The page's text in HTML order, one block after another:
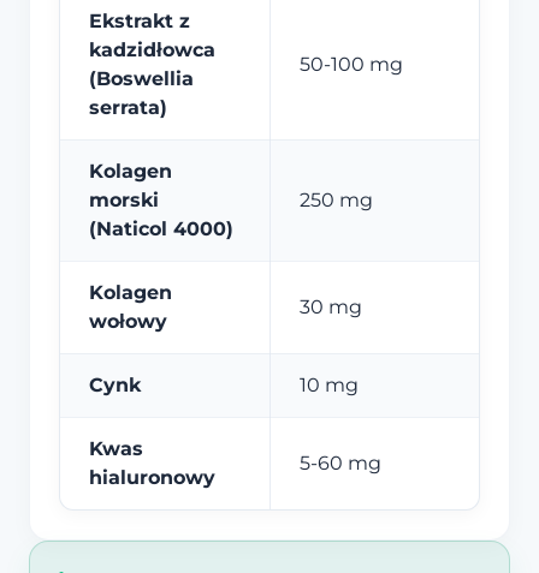
Ekstrakt z
kadzidłowca
(Boswellia
serrata)
50-100 mg
Kolagen
morski
(Naticol 4000)
250 mg
Kolagen
wołowy
30 mg
Cynk 10 mg
Kwas
hialuronowy
5-60 mg